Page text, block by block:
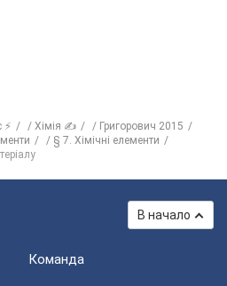
Хімія ✍
Григорович 2015
§ 7. Хімічні елементи
В начало
Команда